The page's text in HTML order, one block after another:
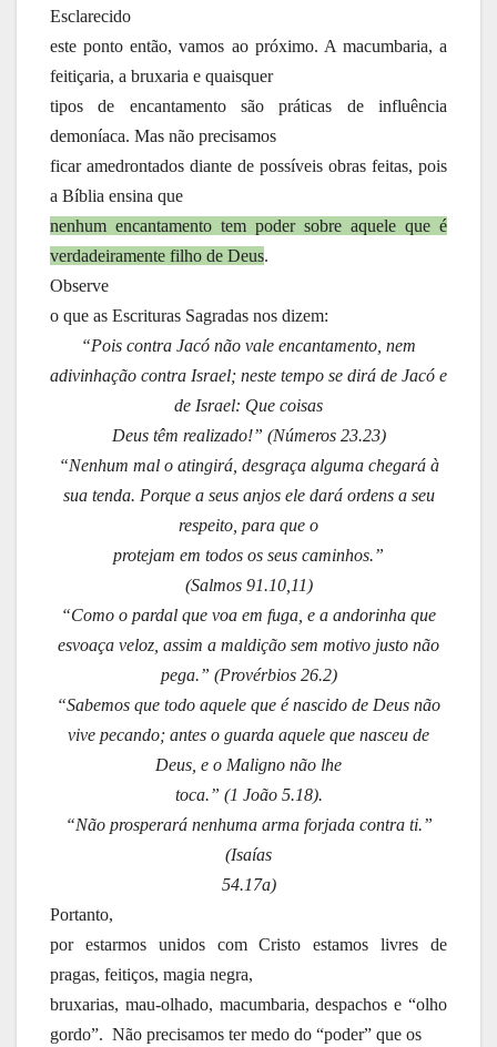
Esclarecido
este ponto então, vamos ao próximo. A macumbaria, a
feitiçaria, a bruxaria e quaisquer
tipos de encantamento são práticas de influência
demoníaca. Mas não precisamos
ficar amedrontados diante de possíveis obras feitas, pois
a Bíblia ensina que
nenhum encantamento tem poder sobre aquele que é
verdadeiramente filho de Deus.
Observe
o que as Escrituras Sagradas nos dizem:
“Pois contra Jacó não vale encantamento, nem
adivinhação contra Israel; neste tempo se dirá de Jacó e
de Israel: Que coisas
Deus têm realizado!” (Números 23.23)
“Nenhum mal o atingirá, desgraça alguma chegará à
sua tenda. Porque a seus anjos ele dará ordens a seu
respeito, para que o
protejam em todos os seus caminhos.”
(Salmos 91.10,11)
“Como o pardal que voa em fuga, e a andorinha que
esvoaça veloz, assim a maldição sem motivo justo não
pega.” (Provérbios 26.2)
“Sabemos que todo aquele que é nascido de Deus não
vive pecando; antes o guarda aquele que nasceu de
Deus, e o Maligno não lhe
toca.” (1 João 5.18).
“Não prosperará nenhuma arma forjada contra ti.”
(Isaías
54.17a)
Portanto,
por estarmos unidos com Cristo estamos livres de
pragas, feitiços, magia negra,
bruxarias, mau-olhado, macumbaria, despachos e “olho
gordo”. Não precisamos ter medo do “poder” que os